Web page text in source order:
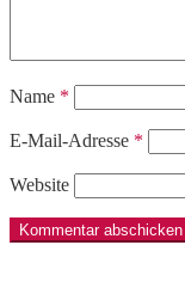
Name *
E-Mail-Adresse *
Website